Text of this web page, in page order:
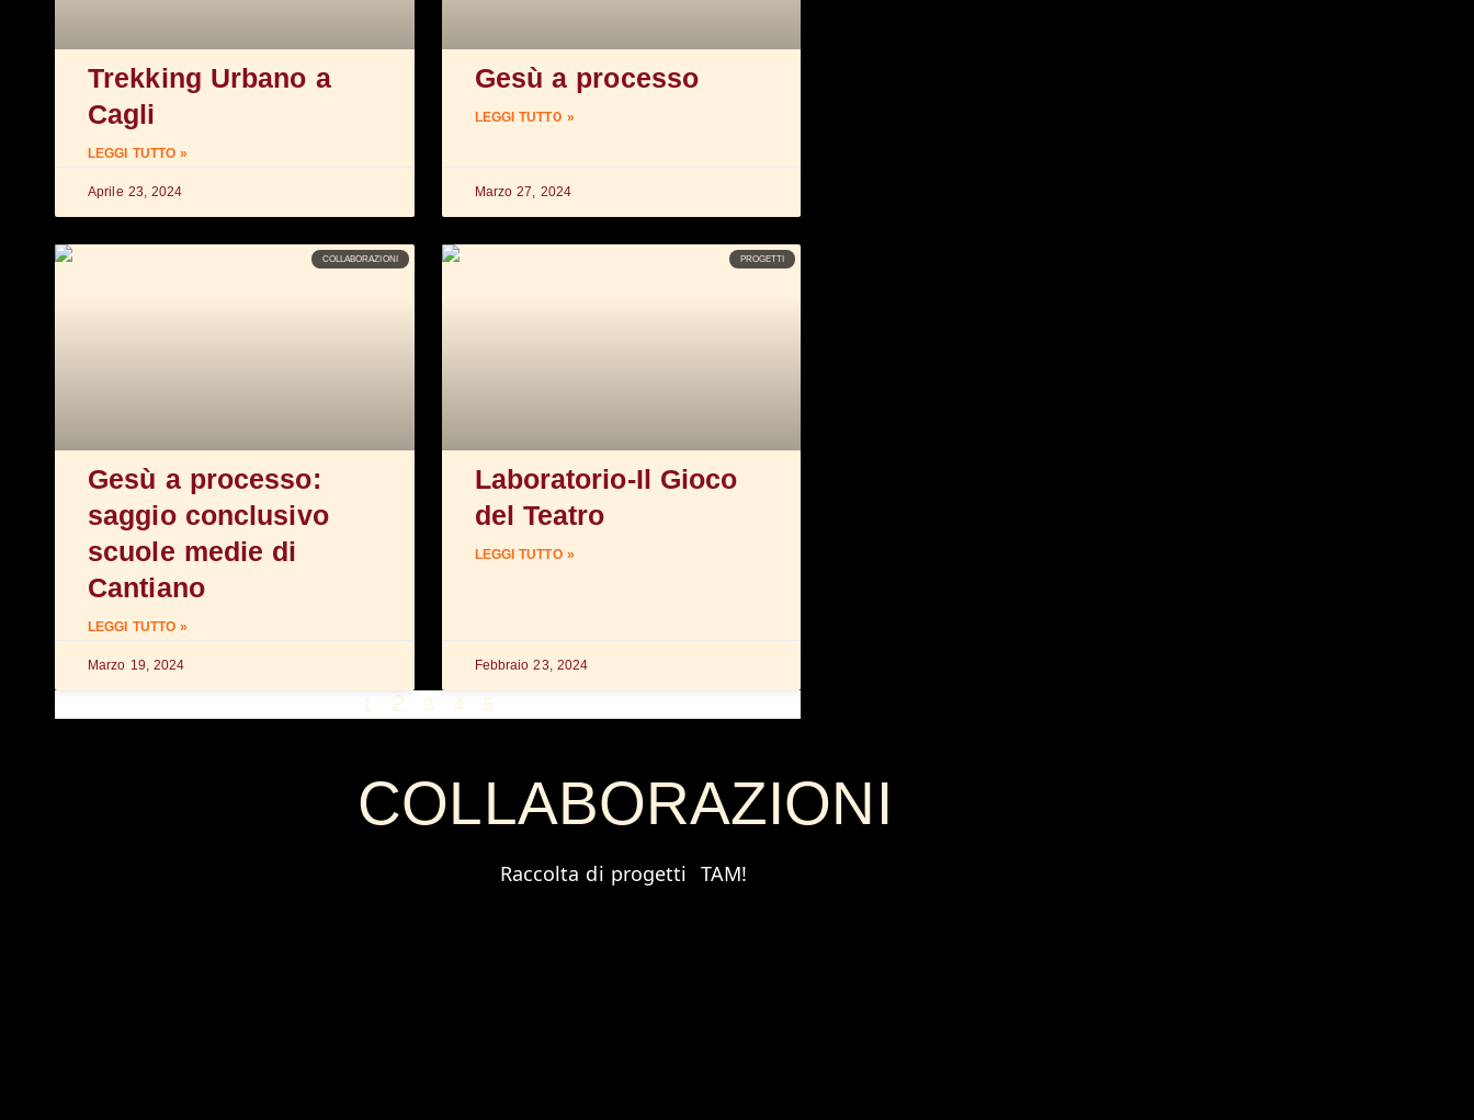
Trekking Urbano a
Cagli
LEGGI TUTTO »
Aprile 23, 2024
Gesù a processo
LEGGI TUTTO »
Marzo 27, 2024
COLLABORAZIONI
Gesù a processo:
saggio conclusivo
scuole medie di
Cantiano
LEGGI TUTTO »
Marzo 19, 2024
PROGETTI
Laboratorio-Il Gioco
del Teatro
LEGGI TUTTO »
Febbraio 23, 2024
1 2 3 4 5
COLLABORAZIONI
Raccolta di progetti TAM!